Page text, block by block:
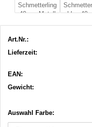
Art.Nr.:
Lieferzeit:
EAN:
Gewicht:
Auswahl Farbe: